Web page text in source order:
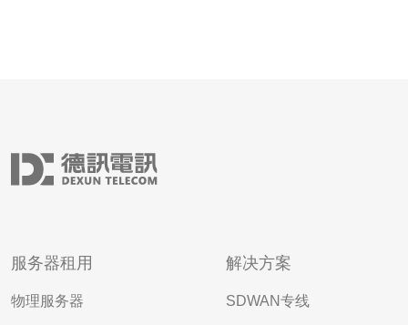
服务器租用
物理服务器
解决方案
SDWAN专线